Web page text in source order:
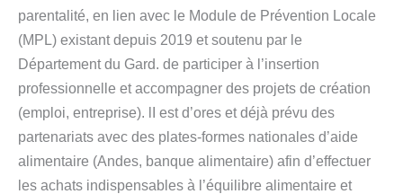
parentalité, en lien avec le Module de Prévention Locale
(MPL) existant depuis 2019 et soutenu par le
Département du Gard. de participer à l’insertion
professionnelle et accompagner des projets de création
(emploi, entreprise). lI est d’ores et déjà prévu des
partenariats avec des plates-formes nationales d’aide
alimentaire (Andes, banque alimentaire) afin d’effectuer
les achats indispensables à l’équilibre alimentaire et